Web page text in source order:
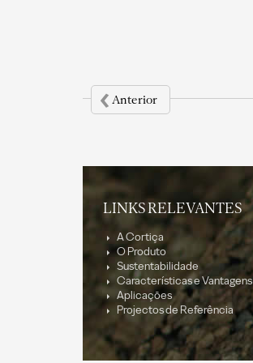
‹Anterior
LINKS RELEVANTES
A Cortiça
O Produto
Sustentabilidade
Características e Vantagens
Aplicações
Projectos de Referência